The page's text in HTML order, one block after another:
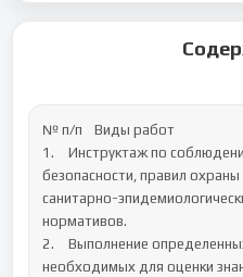
№ п/п	Виды работ
1.	Инструктаж по соблюдению правил противопожарной
безопасности, правил
санитарно-
нормативов.
2.	Выполнение определенных практических кейсов-задач,
необходимых для оценки